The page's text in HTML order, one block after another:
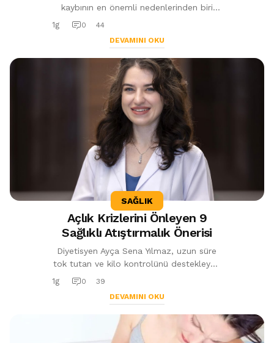
kaybının en önemli nedenlerinden biri
olduğunu belirterek implant tedavisinde
1g 0
44
DEVAMINI OKU
SAĞLIK
Açlık Krizlerini Önleyen 9
Sağlıklı Atıştırmalık Önerisi
Diyetisyen Ayça Sena Yılmaz, uzun süre
tok tutan ve kilo kontrolünü destekleyen
9 sağlıklı atıştırmalığı açıkladı. Çiğ
1g 0
39
DEVAMINI OKU